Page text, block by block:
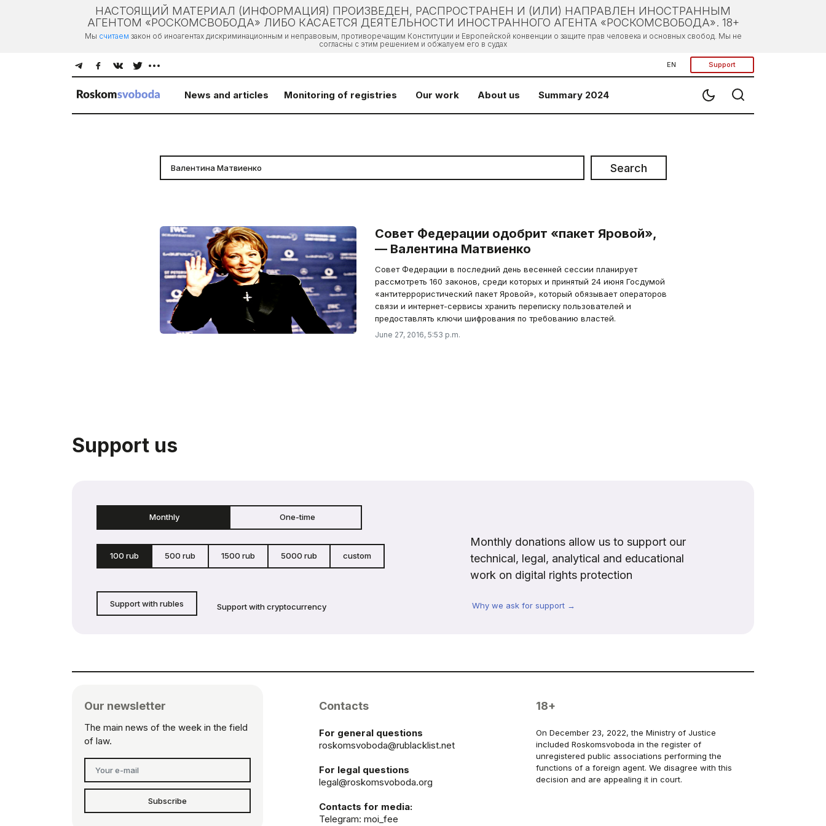
НАСТОЯЩИЙ МАТЕРИАЛ (ИНФОРМАЦИЯ) ПРОИЗВЕДЕН, РАСПРОСТРАНЕН И (ИЛИ) НАПРАВЛЕН ИНОСТРАННЫМ
АГЕНТОМ «РОСКОМСВОБОДА» ЛИБО КАСАЕТСЯ ДЕЯТЕЛЬНОСТИ ИНОСТРАННОГО АГЕНТА «РОСКОМСВОБОДА». 18+
Мы считаем закон об иноагентах дискриминационным и неправовым, противоречащим Конституции и Европейской конвенции о защите прав человека и основных свобод. Мы не
согласны с этим решением и обжалуем его в судах
EN Support
News and articles Monitoring of registries Our work About us Summary 2024
Search
Совет Федерации одобрит «пакет Яровой»,
— Валентина Матвиенко
Совет Федерации в последний день весенней сессии планирует
рассмотреть 160 законов, среди которых и принятый 24 июня Госдумой
«антитеррористический пакет Яровой», который обязывает операторов
связи и интернет-сервисы хранить переписку пользователей и
предоставлять ключи шифрования по требованию властей.
June 27, 2016, 5:53 p.m.
Support us
Monthly One-time
100 rub 500 rub 1500 rub 5000 rub custom
Support with rubles Support with cryptocurrency
Monthly donations allow us to support our
technical, legal, analytical and educational
work on digital rights protection
Why we ask for support →
Our newsletter
The main news of the week in the field
of law.
Subscribe
Contacts
For general questions
roskomsvoboda@rublacklist.net
For legal questions
legal@roskomsvoboda.org
Contacts for media:
Telegram: moi_fee
18+
On December 23, 2022, the Ministry of Justice
included Roskomsvoboda in the register of
unregistered public associations performing the
functions of a foreign agent. We disagree with this
decision and are appealing it in court.